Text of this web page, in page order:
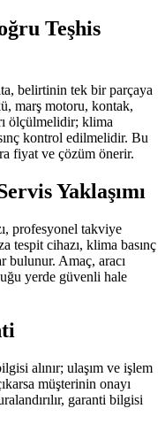
Teşhis
belirtinin tek bir parçaya
marş motoru, kontak,
ölçülmelidir; klima
kontrol edilmelidir. Bu
fiyat ve çözüm önerir.
Yaklaşımı
profesyonel takviye
tespit cihazı, klima basınç
bulunur. Amaç, aracı
yerde güvenli hale
alınır; ulaşım ve işlem
müşterinin onayı
garanti bilgisi